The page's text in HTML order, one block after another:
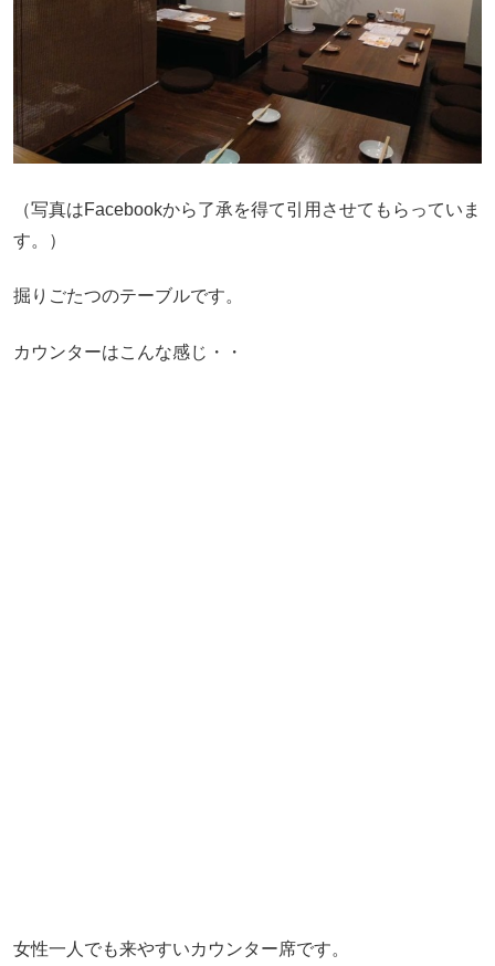
（写真はFacebookから了承を得て引用させてもらっていま
す。）
掘りごたつのテーブルです。
カウンターはこんな感じ・・
女性一人でも来やすいカウンター席です。